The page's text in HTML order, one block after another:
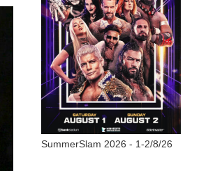
SummerSlam 2026 - 1-2/8/26